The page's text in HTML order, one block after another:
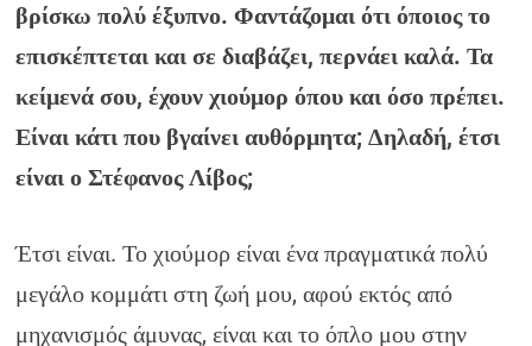
βρίσκω πολύ έξυπνο. Φαντάζομαι ότι όποιος το
επισκέπτεται και σε διαβάζει, περνάει καλά. Τα
κείμενά σου, έχουν χιούμορ όπου και όσο πρέπει.
Είναι κάτι που βγαίνει αυθόρμητα; Δηλαδή, έτσι
είναι ο Στέφανος Λίβος;
Έτσι είναι. Το χιούμορ είναι ένα πραγματικά πολύ
μεγάλο κομμάτι στη ζωή μου, αφού εκτός από
μηχανισμός άμυνας, είναι και το όπλο μου στην